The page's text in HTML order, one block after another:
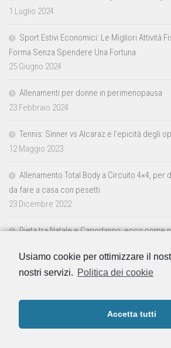
Usiamo cookie per ottimizzare il
nostri servizi. Politica dei cookie
Accetta tutti
1 Luglio 2024
Sport Estivi Economici: Le Migliori Attività
Forma Senza Spendere Una Fortuna
25 Giugno 2024
Allenamenti per donne in perimenopausa
23 Febbraio 2024
Tennis: Sinner vs Alcaraz e l’epicità degli
12 Maggio 2023
Allenamento Total Body a Circuito 4×4, per
da fare a casa con pesetti
23 Dicembre 2022
Dieta tra Natale e Capodanno: ecco come
23 Dicembre 2022